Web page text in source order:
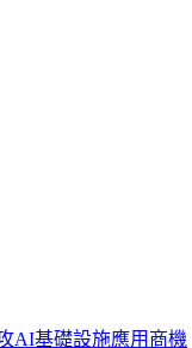
AI基礎設施應用商機